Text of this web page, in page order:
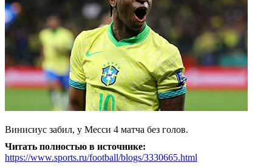
Винисиус забил, у Месси 4 матча без голов.
Читать полностью в источнике:
https://www.sports.ru/football/blogs/3330665.html